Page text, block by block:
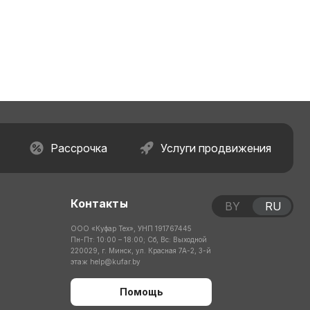
Рассрочка Услуги продвижения
Контакты
ООО «Куфар Тех», УНП 191767445
Пн-Пт: 10:00 – 18:00; Сб, Вс: Выходной
220029, г. Минск, ул. Красная 7А-2, 3-й
этаж help@kufar.by
Помощь
BY RU